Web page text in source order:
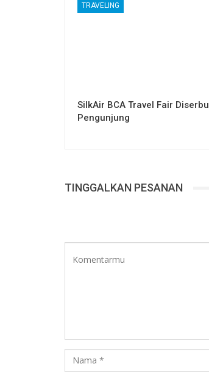
TRAVELING
SilkAir BCA Travel Fair Diserbu
Pengunjung
TINGGALKAN PESANAN